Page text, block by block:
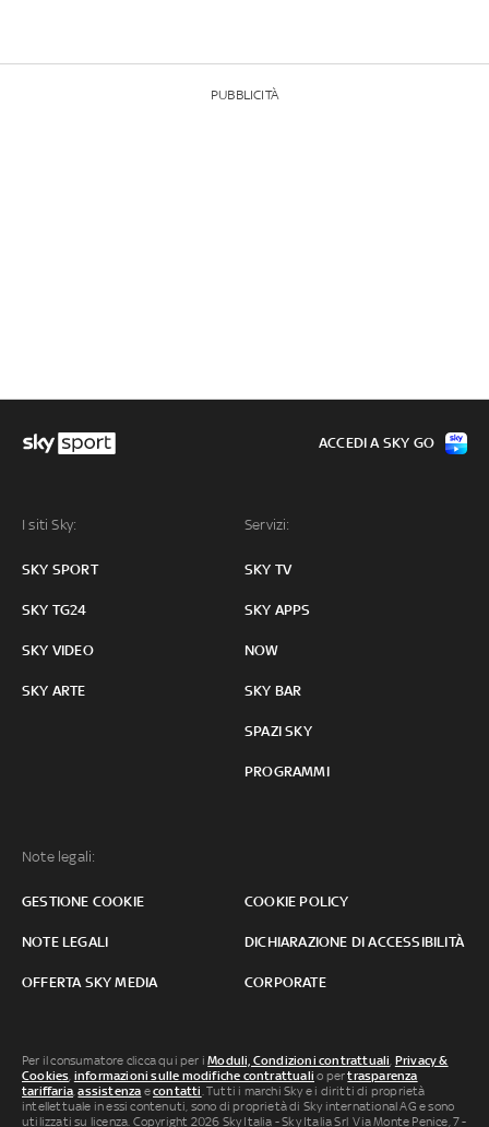
PUBBLICITÀ
I siti Sky:
SKY SPORT
SKY TG24
SKY VIDEO
SKY ARTE
Servizi:
SKY TV
SKY APPS
NOW
SKY BAR
SPAZI SKY
PROGRAMMI
Note legali:
GESTIONE COOKIE COOKIE POLICY
NOTE LEGALI DICHIARAZIONE DI ACCESSIBILITÀ
OFFERTA SKY MEDIA CORPORATE
ACCEDI A SKY GO
Per il consumatore clicca qui per iModuli, Condizioni contrattuali Privacy &
Cookies informazioni sulle modifiche contrattuali o pertrasparenza
tariffaria ,assistenza econtatti . Tutti i marchi Sky e i diritti di proprietà
intellettuale in essi contenuti, sono di proprietà di Sky international AG e sono
utilizzati su licenza. Copyright 2026 Sky Italia - Sky Italia Srl Via Monte Penice, 7 -